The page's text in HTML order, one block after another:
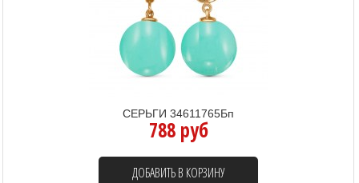
СЕРЬГИ 34611765Бп
788 руб
ДОБАВИТЬ В КОРЗИНУ